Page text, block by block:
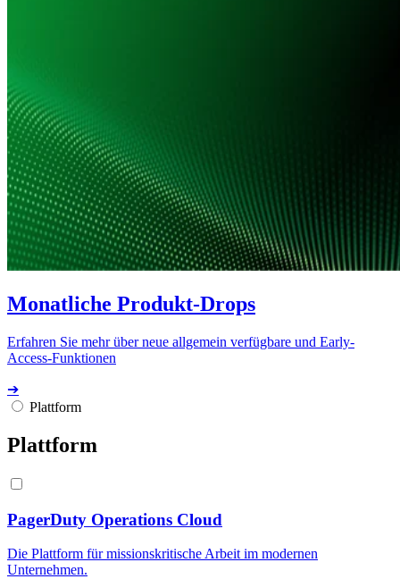
Monatliche Produkt-Drops
Erfahren Sie mehr über neue allgemein verfügbare und Early-
Access-Funktionen
➔
Plattform
Plattform
PagerDuty Operations Cloud
Die Plattform für missionskritische Arbeit im modernen
Unternehmen.